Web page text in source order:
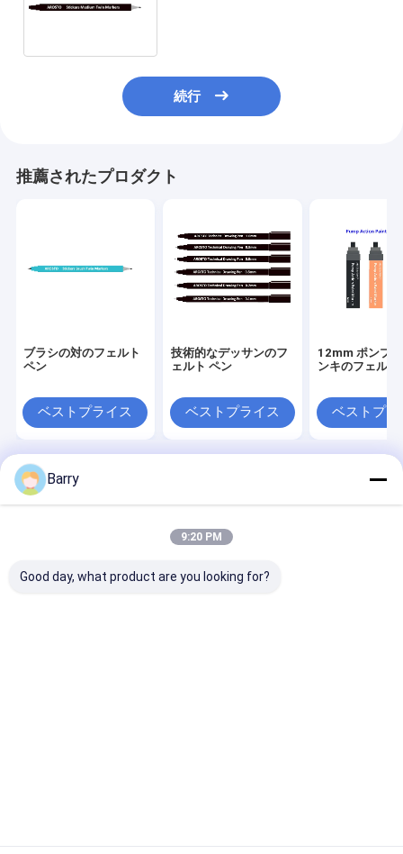
続行
推薦されたプロダクト
ブラシの対のフェルト
ペン
ベストプライス
技術的なデッサンのフ
ェルト ペン
ベストプライス
12mm ポンプ
ンキのフェルト
ベストプラ
生地のスプレー式塗料中国工場.Copyright © 2026 Aristo
Industries Corporation Limited. All Rights Reserved.
Barry
9:20 PM
Good day, what product are you looking for?